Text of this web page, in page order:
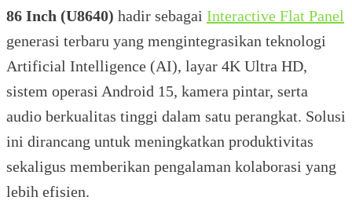
86 Inch (U8640) hadir sebagai Interactive Flat Panel
generasi terbaru yang mengintegrasikan teknologi
Artificial Intelligence (AI), layar 4K Ultra HD,
sistem operasi Android 15, kamera pintar, serta
audio berkualitas tinggi dalam satu perangkat. Solusi
ini dirancang untuk meningkatkan produktivitas
sekaligus memberikan pengalaman kolaborasi yang
lebih efisien.